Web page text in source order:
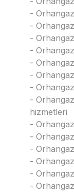
-
-
-
-
-
-
-
-
hizmetleri
-
-
-
-
-
-